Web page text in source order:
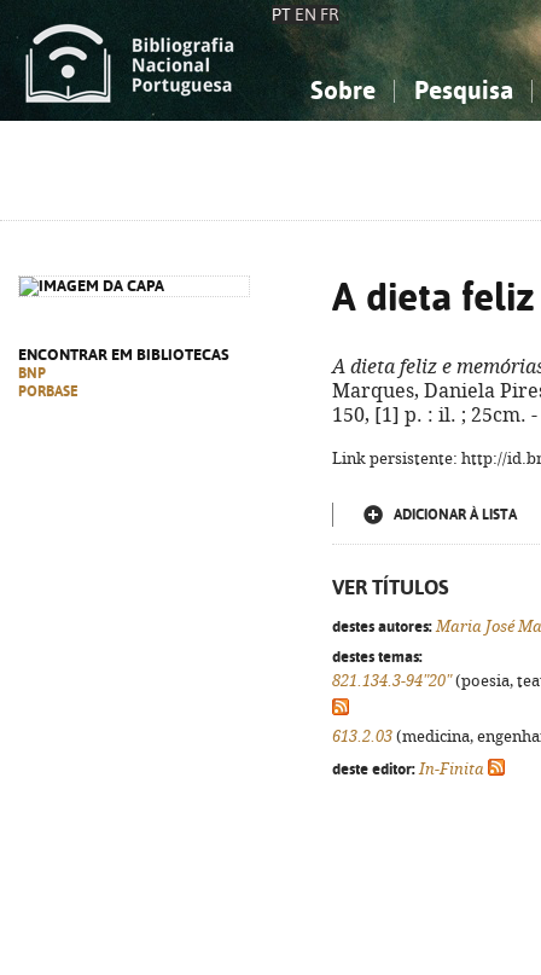
PT EN FR
Sobre Pesquisa
ENCONTRAR EM BIBLIOTECAS
BNP
PORBASE
A dieta
A dieta feliz e
Marques, Daniela
150, [1] p. : il. ; 25cm. -
Link persistente: http://
ADICIONAR À LISTA
VER TÍTULOS
destes autores: Maria José
destes temas:
821.134.3-94"20"(poesia,
613.2.03 (medicina,
deste editor: In-Finita